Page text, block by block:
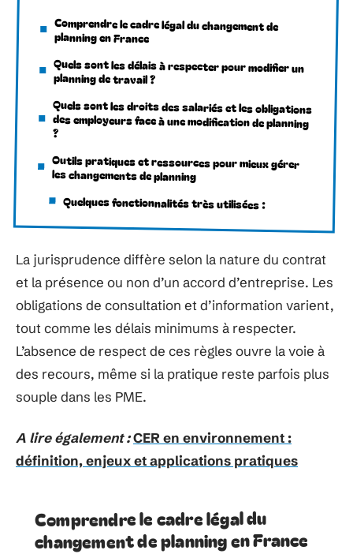
Comprendre le cadre légal du changement de
planning en France
Quels sont les délais à respecter pour modifier un
planning de travail ?
Quels sont les droits des salariés et les obligations
des employeurs face à une modification de planning
?
Outils pratiques et ressources pour mieux gérer
les changements de planning
Quelques fonctionnalités très utilisées :
La jurisprudence diffère selon la nature du contrat
et la présence ou non d’un accord d’entreprise. Les
obligations de consultation et d’information varient,
tout comme les délais minimums à respecter.
L’absence de respect de ces règles ouvre la voie à
des recours, même si la pratique reste parfois plus
souple dans les PME.
A lire également :CER en environnement :
définition, enjeux et applications pratiques
Comprendre le cadre légal du
changement de planning en France